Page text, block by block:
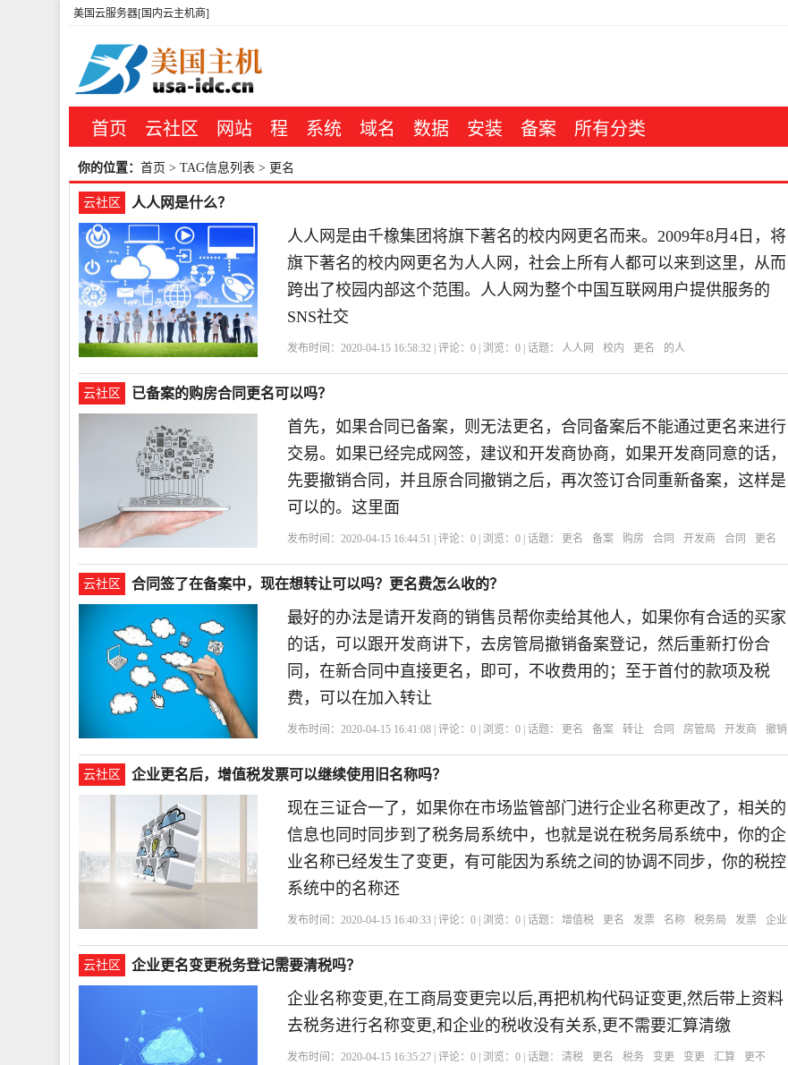
美国云服务器[国内云主机商]
首页 云社区 网站 程 系统 域名 数据 安装 备案 所有分类
你的位置： 首页 > TAG信息列表 > 更名
云社区 人人网是什么？
人人网是由千橡集团将旗下著名的校内网更名而来。2009年8月4日，将
旗下著名的校内网更名为人人网，社会上所有人都可以来到这里，从而
跨出了校园内部这个范围。人人网为整个中国互联网用户提供服务的
SNS社交
发布时间：2020-04-15 16:58:32 | 评论：0 | 浏览：0 | 话题： 人人网 校内 更名 的人
云社区 已备案的购房合同更名可以吗？
首先，如果合同已备案，则无法更名，合同备案后不能通过更名来进行
交易。如果已经完成网签，建议和开发商协商，如果开发商同意的话，
先要撤销合同，并且原合同撤销之后，再次签订合同重新备案，这样是
可以的。这里面
发布时间：2020-04-15 16:44:51 | 评论：0 | 浏览：0 | 话题： 更名 备案 购房 合同 开发商 合同 更名
云社区 合同签了在备案中，现在想转让可以吗？更名费怎么收的？
最好的办法是请开发商的销售员帮你卖给其他人，如果你有合适的买家
的话，可以跟开发商讲下，去房管局撤销备案登记，然后重新打份合
同，在新合同中直接更名，即可，不收费用的；至于首付的款项及税
费，可以在加入转让
发布时间：2020-04-15 16:41:08 | 评论：0 | 浏览：0 | 话题： 更名 备案 转让 合同 房管局 开发商 撤销
云社区 企业更名后，增值税发票可以继续使用旧名称吗？
现在三证合一了，如果你在市场监管部门进行企业名称更改了，相关的
信息也同时同步到了税务局系统中，也就是说在税务局系统中，你的企
业名称已经发生了变更，有可能因为系统之间的协调不同步，你的税控
系统中的名称还
发布时间：2020-04-15 16:40:33 | 评论：0 | 浏览：0 | 话题： 增值税 更名 发票 名称 税务局 发票
企业
名称
云社区 企业更名变更税务登记需要清税吗？
企业名称变更,在工商局变更完以后,再把机构代码证变更,然后带上资料
去税务进行名称变更,和企业的税收没有关系,更不需要汇算清缴
发布时间：2020-04-15 16:35:27 | 评论：0 | 浏览：0 | 话题： 清税 更名 税务 变更 变更 汇算 更不